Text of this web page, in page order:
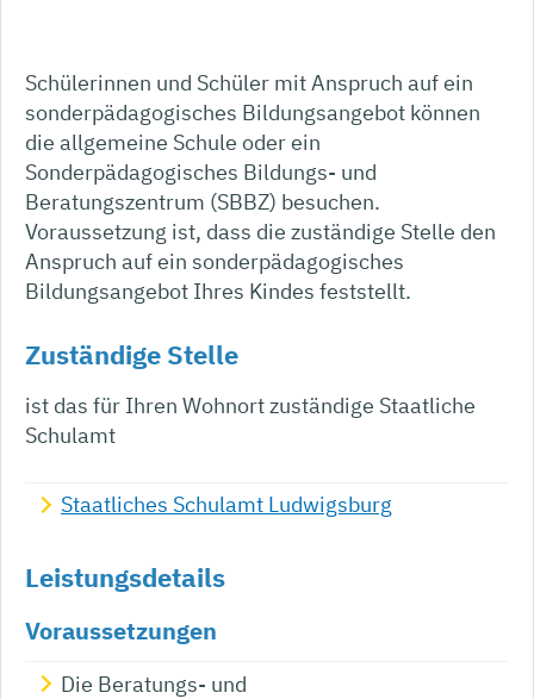
Schülerinnen und Schüler mit Anspruch auf ein
sonderpädagogisches Bildungsangebot können
die allgemeine Schule oder ein
Sonderpädagogisches Bildungs- und
Beratungszentrum (SBBZ) besuchen.
Voraussetzung ist, dass die zuständige Stelle den
Anspruch auf ein sonderpädagogisches
Bildungsangebot Ihres Kindes feststellt.
Zuständige Stelle
ist das für Ihren Wohnort zuständige Staatliche
Schulamt
Staatliches Schulamt Ludwigsburg
Leistungsdetails
Voraussetzungen
Die Beratungs- und